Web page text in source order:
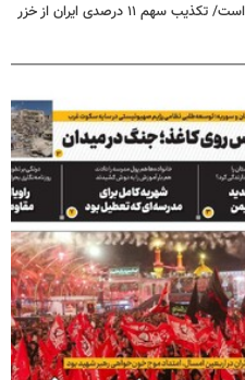
۱۱ درصدی ایران از خزر